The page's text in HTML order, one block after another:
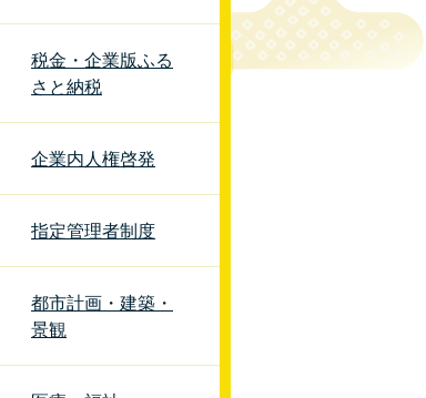
税金・企業版ふる
さと納税
企業内人権啓発
指定管理者制度
都市計画・建築・
景観